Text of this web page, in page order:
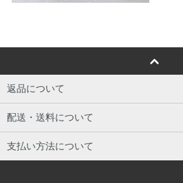
返品について
配送・送料について
支払い方法について